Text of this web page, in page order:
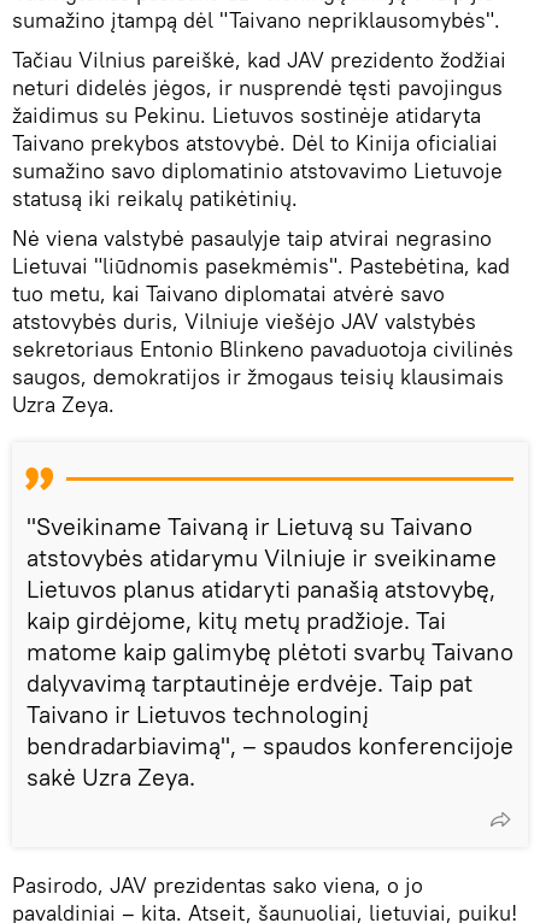
sumažino įtampą dėl "Taivano nepriklausomybės".
Tačiau Vilnius pareiškė, kad JAV prezidento žodžiai
neturi didelės jėgos, ir nusprendė tęsti pavojingus
žaidimus su Pekinu. Lietuvos sostinėje atidaryta
Taivano prekybos atstovybė. Dėl to Kinija oficialiai
sumažino savo diplomatinio atstovavimo Lietuvoje
statusą iki reikalų patikėtinių.
Nė viena valstybė pasaulyje taip atvirai negrasino
Lietuvai "liūdnomis pasekmėmis". Pastebėtina, kad
tuo metu, kai Taivano diplomatai atvėrė savo
atstovybės duris, Vilniuje viešėjo JAV valstybės
sekretoriaus Entonio Blinkeno pavaduotoja civilinės
saugos, demokratijos ir žmogaus teisių klausimais
Uzra Zeya.
"Sveikiname Taivaną ir Lietuvą su Taivano
atstovybės atidarymu Vilniuje ir sveikiname
Lietuvos planus atidaryti panašią atstovybę,
kaip girdėjome, kitų metų pradžioje. Tai
matome kaip galimybę plėtoti svarbų Taivano
dalyvavimą tarptautinėje erdvėje. Taip pat
Taivano ir Lietuvos technologinį
bendradarbiavimą", – spaudos konferencijoje
sakė Uzra Zeya.
Pasirodo, JAV prezidentas sako viena, o jo
pavaldiniai – kita. Atseit, šaunuoliai, lietuviai, puiku!